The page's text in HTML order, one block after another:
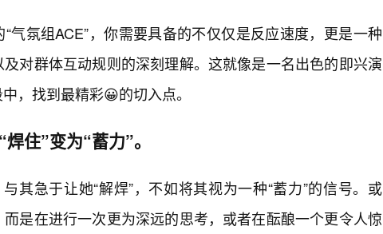
气氛组ACE”，你需要具备的不仅仅是反应速度，更是一种
对群体互动规则的深刻理解。这就像是一名出色的即兴演
，找到最精彩😀的切入点。
住”变为“蓄力”。
其急于让她“解焊”，不如将其视为一种“蓄力”的信号。或
是在进行一次更为深远的思考，或者在酝酿一个更令人惊